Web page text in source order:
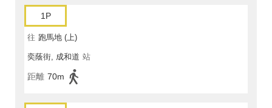
1P
往 跑馬地 (上)
奕蔭街, 成和道 站
距離 70m